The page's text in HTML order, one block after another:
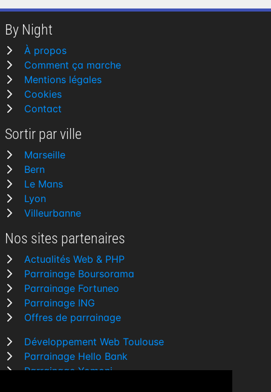
By Night
À propos
Comment ça marche
Mentions légales
Cookies
Contact
Sortir par ville
Marseille
Bern
Le Mans
Lyon
Villeurbanne
Nos sites partenaires
Actualités Web & PHP
Parrainage Boursorama
Parrainage Fortuneo
Parrainage ING
Offres de parrainage
Développement Web Toulouse
Parrainage Hello Bank
Parrainage Yomoni